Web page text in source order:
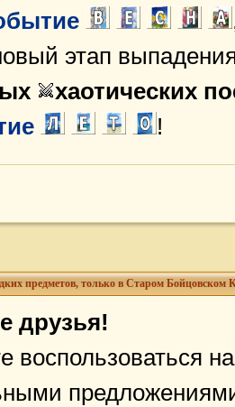
этап
хаотических
!
предметов, только в Старом Бойцовском
друзья!
воспользоваться